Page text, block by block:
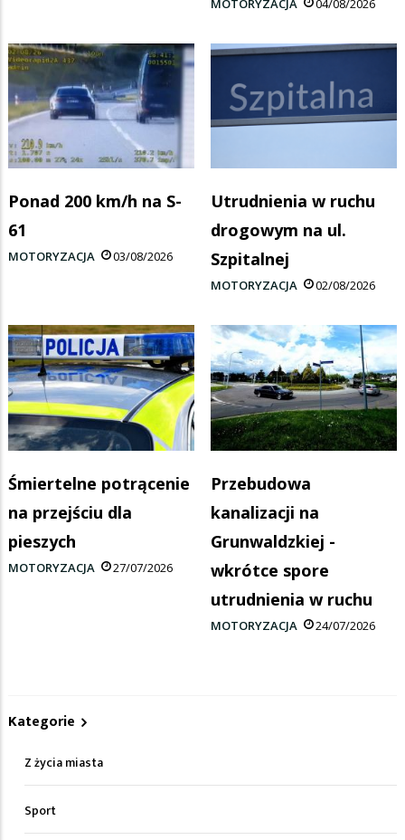
MOTORYZACJA 04/08/2026
Ponad 200 km/h na S-
61
MOTORYZACJA 03/08/2026
Utrudnienia w ruchu
drogowym na ul.
Szpitalnej
MOTORYZACJA 02/08/2026
Śmiertelne potrącenie
na przejściu dla
pieszych
MOTORYZACJA 27/07/2026
Przebudowa
kanalizacji na
Grunwaldzkiej -
wkrótce spore
utrudnienia w ruchu
MOTORYZACJA 24/07/2026
Kategorie
Z życia miasta
Sport